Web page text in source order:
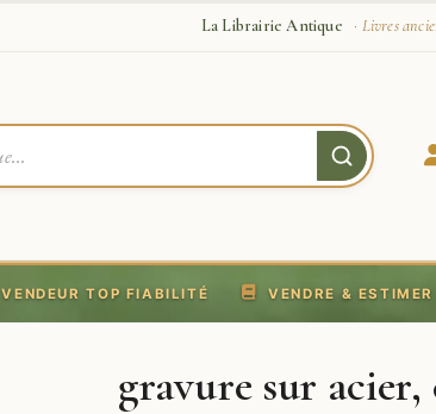
La Librairie Antique · Livres
VENDEUR TOP FIABILITÉ VENDRE & ESTIMER
gravure sur